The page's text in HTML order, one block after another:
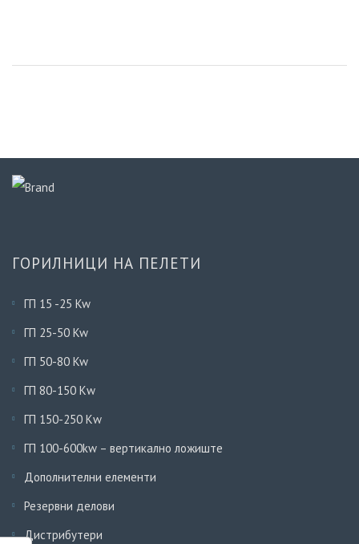
ГОРИЛНИЦИ НА ПЕЛЕТИ
ГП 15 -25 Kw
ГП 25-50 Kw
ГП 50-80 Kw
ГП 80-150 Кw
ГП 150-250 Кw
ГП 100-600kw – вертикално ложиште
Дополнителни елементи
Резервни делови
Дистрибутери